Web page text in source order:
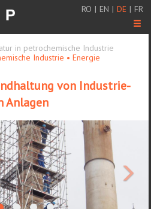
RO | EN | DE | FR
in petrochemische Industrie
Industrie • Energie
von Industrie-
Anlagen